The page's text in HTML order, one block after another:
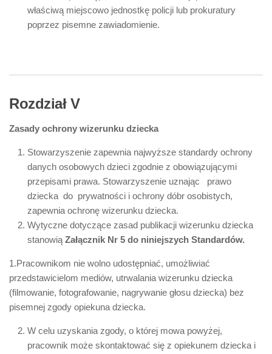
właściwą miejscowo jednostkę policji lub prokuratury
poprzez pisemne zawiadomienie.
Rozdział V
Zasady ochrony wizerunku dziecka
Stowarzyszenie zapewnia najwyższe standardy ochrony
danych osobowych dzieci zgodnie z obowiązującymi
przepisami prawa. Stowarzyszenie uznając prawo
dziecka do prywatności i ochrony dóbr osobistych,
zapewnia ochronę wizerunku dziecka.
Wytyczne dotyczące zasad publikacji wizerunku dziecka
stanowią Załącznik Nr 5 do niniejszych Standardów.
1.Pracownikom nie wolno udostępniać, umożliwiać
przedstawicielom mediów, utrwalania wizerunku dziecka
(filmowanie, fotografowanie, nagrywanie głosu dziecka) bez
pisemnej zgody opiekuna dziecka.
W celu uzyskania zgody, o której mowa powyżej,
pracownik może skontaktować się z opiekunem dziecka i